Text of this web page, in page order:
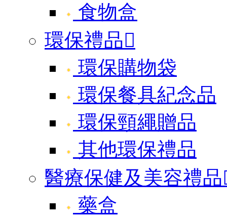
食物盒
環保禮品
環保購物袋
環保餐具紀念品
環保頸繩贈品
其他環保禮品
醫療保健及美容禮品
藥盒